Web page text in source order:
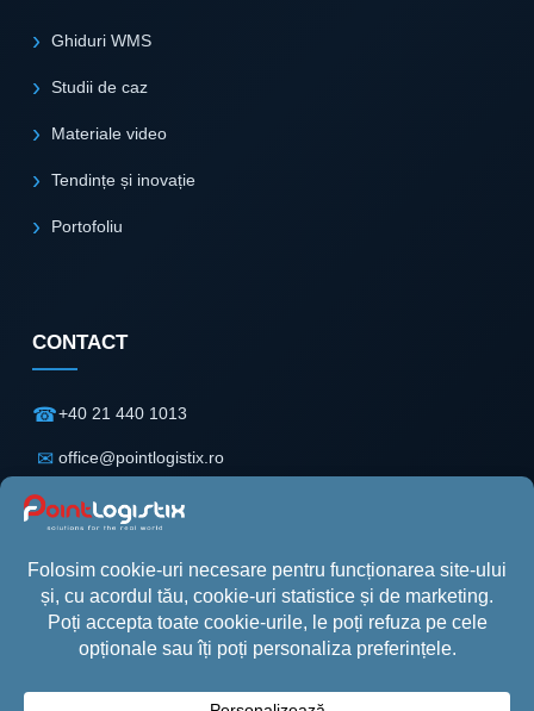
Ghiduri WMS
Studii de caz
Materiale video
Tendințe și inovație
Portofoliu
CONTACT
☎+40 21 440 1013
✉ office@pointlogistix.ro
⌖ Floreasca Park
Clădire B, Etaj 2
Sector 2, București
© Point Logistix 2026. Toate drepturile rezervate.